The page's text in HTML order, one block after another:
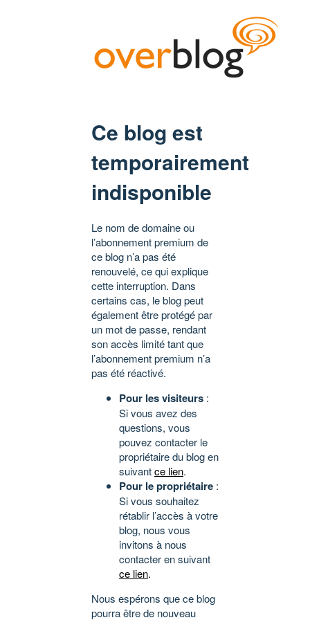
Ce blog est
temporairement
indisponible
Le nom de domaine ou
l’abonnement premium de
ce blog n’a pas été
renouvelé, ce qui explique
cette interruption. Dans
certains cas, le blog peut
également être protégé par
un mot de passe, rendant
son accès limité tant que
l’abonnement premium n’a
pas été réactivé.
Pour les visiteurs :
Si vous avez des
questions, vous
pouvez contacter le
propriétaire du blog en
suivantce lien.
Pour le propriétaire :
Si vous souhaitez
rétablir l’accès à votre
blog, nous vous
invitons à nous
contacter en suivant
ce lien.
Nous espérons que ce blog
pourra être de nouveau